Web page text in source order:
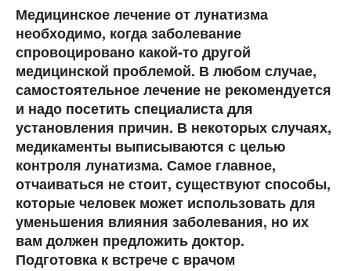
Медицинское лечение от лунатизма
необходимо, когда заболевание
спровоцировано какой-то другой
медицинской проблемой. В любом случае,
самостоятельное лечение не рекомендуется
и надо посетить специалиста для
установления причин. В некоторых случаях,
медикаменты выписываются с целью
контроля лунатизма. Самое главное,
отчаиваться не стоит, существуют способы,
которые человек может использовать для
уменьшения влияния заболевания, но их
вам должен предложить доктор.
Подготовка к встрече с врачом